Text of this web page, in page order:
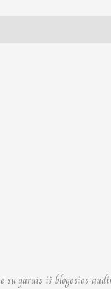
garais iš blogosios